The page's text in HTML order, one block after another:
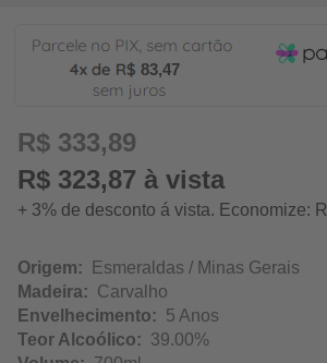
83,47
R$ 333,89
R$ 323,87 à vista
+ 3% de desconto á vista. Economize:
Origem: Esmeraldas / Minas Gerais
Madeira: Carvalho
Envelhecimento: 5 Anos
Teor Alcoólico: 39.00%